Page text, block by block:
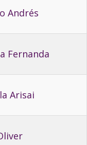
Andrés
Fernanda
Arisai